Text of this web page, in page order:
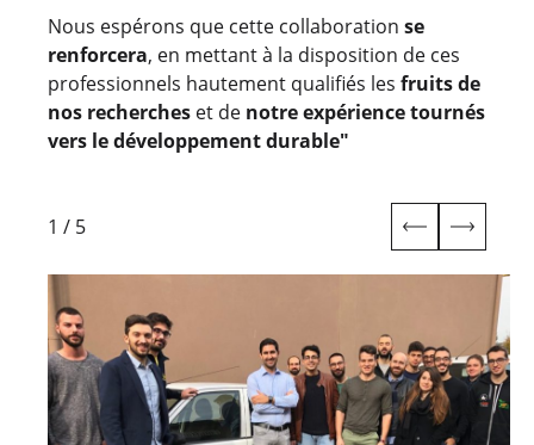
Nous espérons que cette collaboration se
renforcera, en mettant à la disposition de ces
professionnels hautement qualifiés les fruits de
nos recherches et de notre expérience tournés
vers le développement durable"
1 / 5